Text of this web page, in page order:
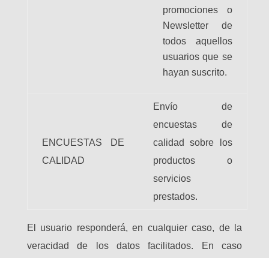
promociones o
Newsletter de
todos aquellos
usuarios que se
hayan suscrito.
ENCUESTAS DE
CALIDAD
Envío de
encuestas de
calidad sobre los
productos o
servicios
prestados.
El usuario responderá, en cualquier caso, de la
veracidad de los datos facilitados. En caso